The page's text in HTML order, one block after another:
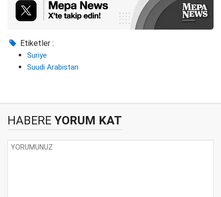
Etiketler :
Suriye
Suudi Arabistan
HABERE YORUM KAT